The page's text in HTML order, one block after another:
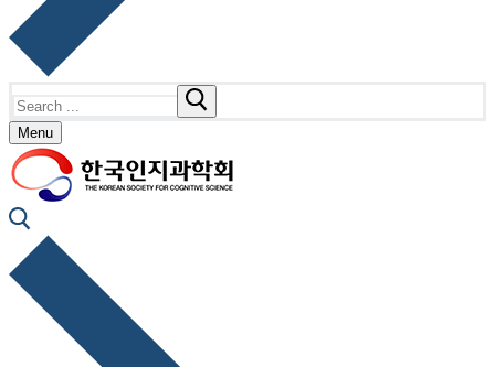
for:
Menu